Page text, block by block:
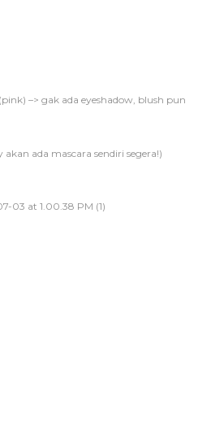
–> gak ada eyeshadow, blush pun
ada mascara sendiri segera!)